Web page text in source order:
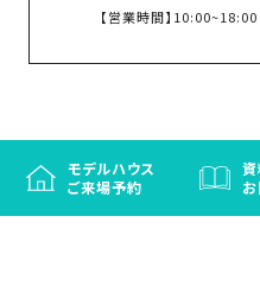
モデルハウス
ご来場予約
資
【営業時間】 10:00~18:00